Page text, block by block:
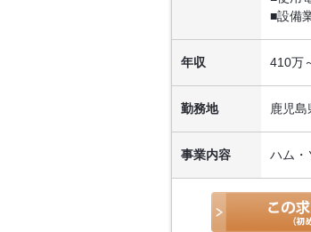
■設備
年収 410万
勤務地 鹿児島
事業内容 ハム・